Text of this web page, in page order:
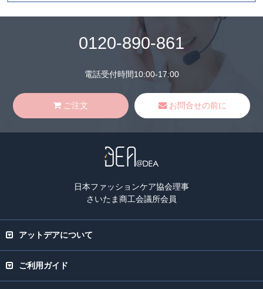
0120-890-861
電話受付時間10:00-17:00
ご注文 お問合せの前に
日本ファッションケア協会理事
さいたま商工会議所会員
アットデアについて
ご利用ガイド